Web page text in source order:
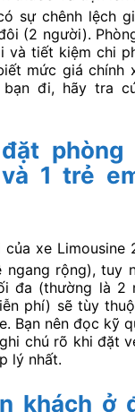
sự chênh lệch
(2 người).
và tiết kiệm chi
mức giá chính
bạn đi, hãy tra
1 trẻ
của xe Limousine
rộng), tuy
đa (thường là 2
phí) sẽ tùy
Bạn nên đọc kỹ
chú rõ khi đặt
lý nhất.
khách ở